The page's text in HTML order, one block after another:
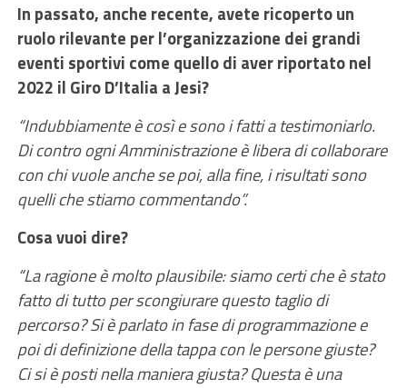
In passato, anche recente, avete ricoperto un
ruolo rilevante per l’organizzazione dei grandi
eventi sportivi come quello di aver riportato nel
2022 il Giro D’Italia a Jesi?
“Indubbiamente è così e sono i fatti a testimoniarlo.
Di contro ogni Amministrazione è libera di collaborare
con chi vuole anche se poi, alla fine, i risultati sono
quelli che stiamo commentando”.
Cosa vuoi dire?
“La ragione è molto plausibile: siamo certi che è stato
fatto di tutto per scongiurare questo taglio di
percorso? Si è parlato in fase di programmazione e
poi di definizione della tappa con le persone giuste?
Ci si è posti nella maniera giusta? Questa è una